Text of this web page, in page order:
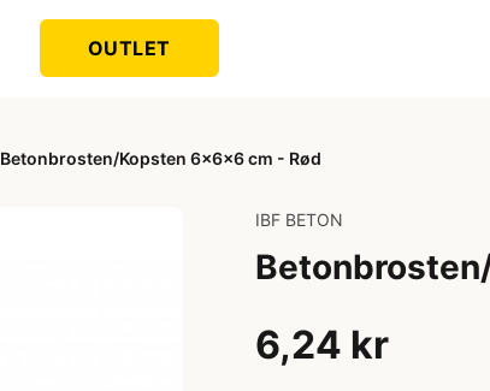
OUTLET
Betonbrosten/Kopsten 6x6x6 cm - Rød
IBF BETON
6,24 kr